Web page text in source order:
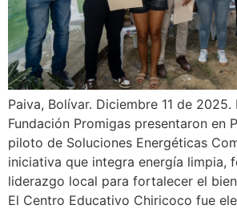
Paiva, Bolívar. Diciembre 11 de 2025.
Fundación Promigas presentaron en
piloto de Soluciones Energéticas
iniciativa que integra energía limpia,
liderazgo local para fortalecer el
El Centro Educativo Chiricoco fue